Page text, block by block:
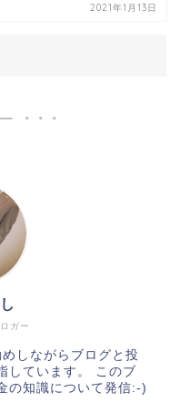
2021年1月13日
ガー
しながらブログと投
しています。 このブ
の知識について発信:-)